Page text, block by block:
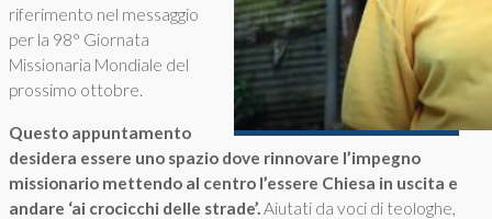
riferimento nel messaggio
per la 98° Giornata
Missionaria Mondiale del
prossimo ottobre.
Questo appuntamento
desidera essere uno spazio dove rinnovare l’impegno
missionario mettendo al centro l’essere Chiesa in uscita e
andare ‘ai crocicchi delle strade’. Aiutati da voci di teologhe,